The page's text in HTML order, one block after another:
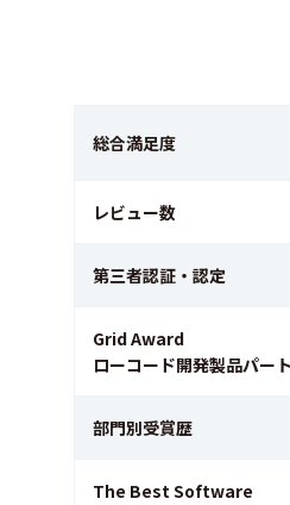
総合満足度
レビュー数
第三者認証・認定
Grid Award
ローコード開発製品パー
部門別受賞歴
The Best Software